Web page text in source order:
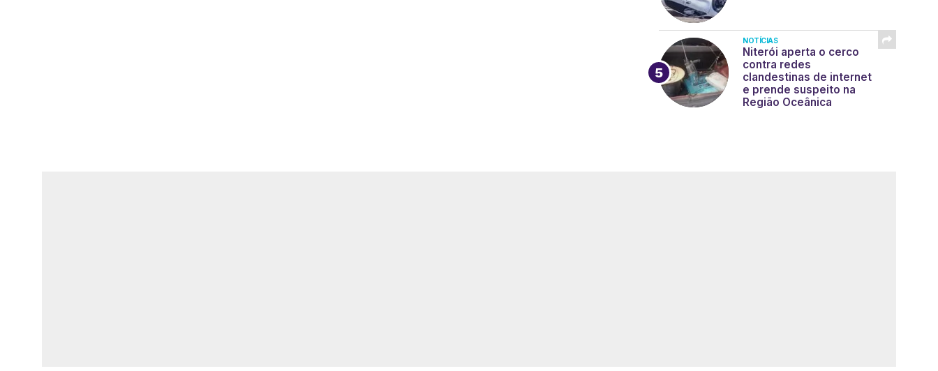
NOTÍCIAS
Niterói aperta o cerco
contra redes
clandestinas de internet
e prende suspeito na
Região Oceânica